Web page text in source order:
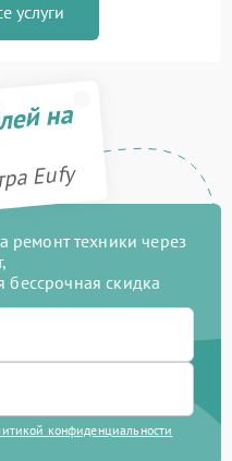
услуги
на
Eufy
техники через
бессрочная скидка
конфиденциальности